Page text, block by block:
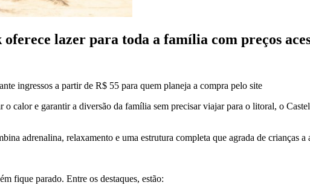
lazer para toda a família com preços
ingressos a partir de R$ 55 para quem planeja a compra pelo site
o calor e garantir a diversão da família sem precisar viajar para o litoral, o
adrenalina, relaxamento e uma estrutura completa que agrada de crianças
fique parado. Entre os destaques, estão: